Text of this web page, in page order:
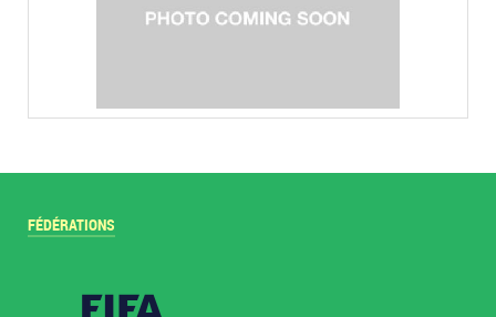
FÉDÉRATIONS